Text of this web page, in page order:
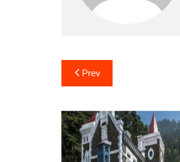
Post
navigation
Prev